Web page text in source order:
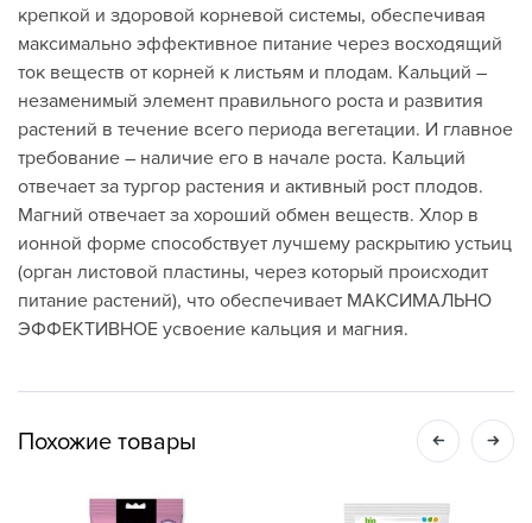
крепкой и здоровой корневой системы, обеспечивая
максимально эффективное питание через восходящий
ток веществ от корней к листьям и плодам. Кальций –
незаменимый элемент правильного роста и развития
растений в течение всего периода вегетации. И главное
требование – наличие его в начале роста. Кальций
отвечает за тургор растения и активный рост плодов.
Магний отвечает за хороший обмен веществ. Хлор в
ионной форме способствует лучшему раскрытию устьиц
(орган листовой пластины, через который происходит
питание растений), что обеспечивает МАКСИМАЛЬНО
ЭФФЕКТИВНОЕ усвоение кальция и магния.
Похожие товары